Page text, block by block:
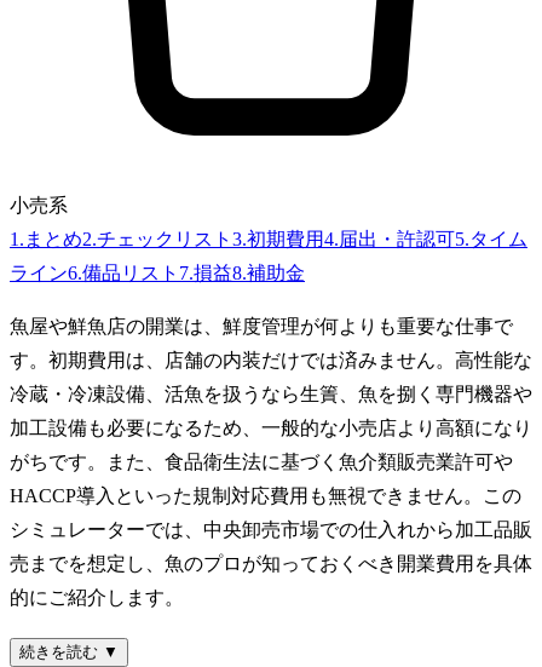
小売系
1 . まとめ2.チェックリスト 3.初期費用4.届出・許認可5.タイム
ライン6.備品リスト 7.損益8.補助金
魚屋や鮮魚店の開業は、鮮度管理が何よりも重要な仕事で
す。初期費用は、店舗の内装だけでは済みません。高性能な
冷蔵・冷凍設備、活魚を扱うなら生簀、魚を捌く専門機器や
加工設備も必要になるため、一般的な小売店より高額になり
がちです。また、食品衛生法に基づく魚介類販売業許可や
HACCP導入といった規制対応費用も無視できません。この
シミュレーターでは、中央卸売市場での仕入れから加工品販
売までを想定し、魚のプロが知っておくべき開業費用を具体
的にご紹介します。
続きを読む ▼